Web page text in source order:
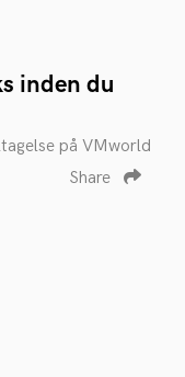
inden du
på VMworld
Share